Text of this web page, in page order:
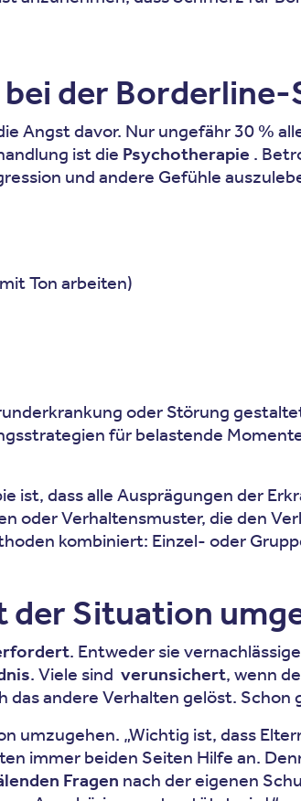
der
Angst davor. Nur ungefähr 30 %
ist die Psychotherapie .
und andere Gefühle
Ton arbeiten)
oder Störung
für belastende
ist, dass alle Ausprägungen der
oder Verhaltensmuster, die den
kombiniert: Einzel- oder
Situation
. Entweder sie
. Viele sind verunsichert, wenn
andere Verhalten gelöst.
umzugehen. „Wichtig ist, dass
immer beiden Seiten Hilfe an.
Fragen nach der eigenen